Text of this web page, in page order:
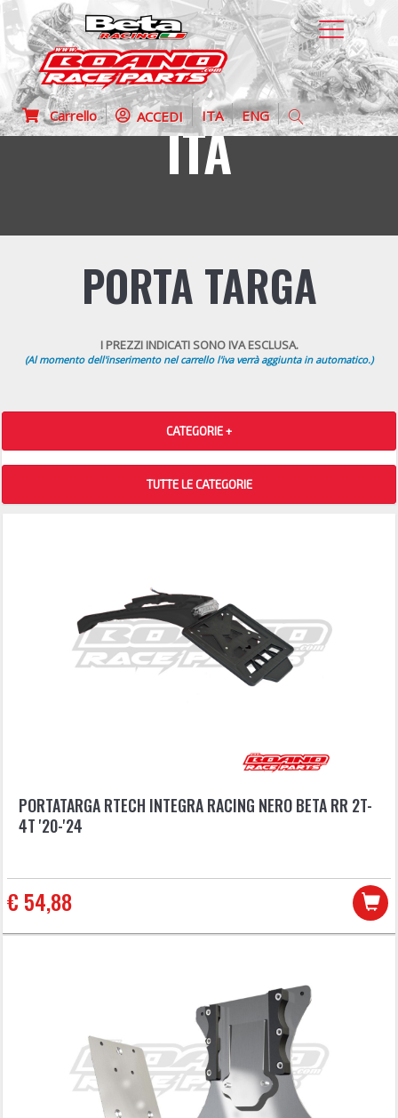
Carrello ACCEDI ITA ENG
ITA
PORTA TARGA
I PREZZI INDICATI SONO IVA ESCLUSA.
(Al momento dell'inserimento nel carrello l'iva verrà aggiunta in automatico.)
CATEGORIE +
TUTTE LE CATEGORIE
PORTATARGA RTECH INTEGRA RACING NERO BETA RR 2T-
4T '20-'24
€ 54,88